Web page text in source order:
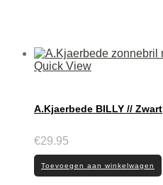
Quick View
A.Kjaerbede BILLY // Zwart
€29.95
Toevoegen aan winkelwagen